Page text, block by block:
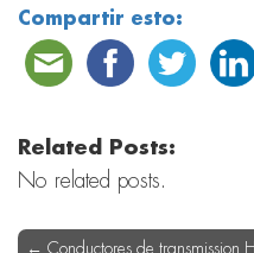
Compartir esto:
Related Posts:
No related posts.
← Conductores de transmission